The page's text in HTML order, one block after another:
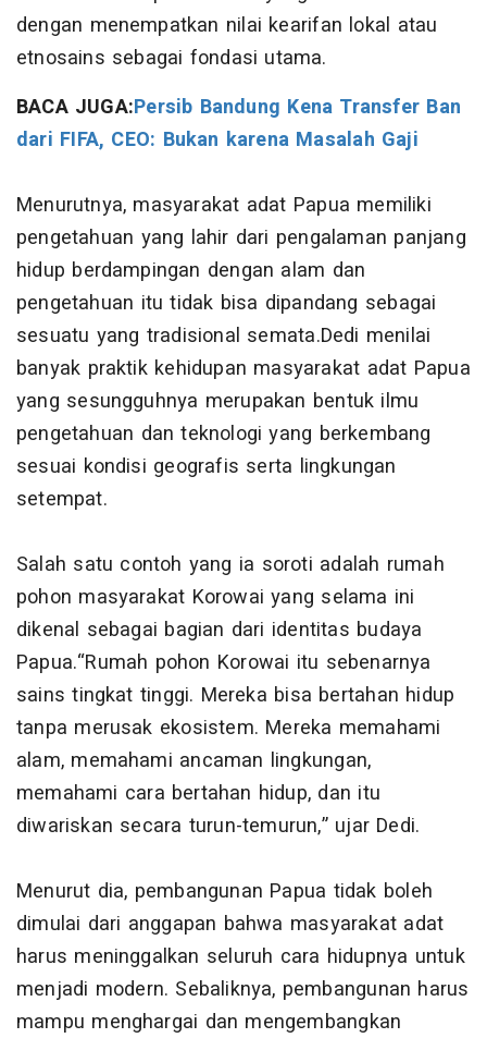
dengan menempatkan nilai kearifan lokal atau
etnosains sebagai fondasi utama.
BACA JUGA:Persib Bandung Kena Transfer Ban
dari FIFA, CEO: Bukan karena Masalah Gaji
Menurutnya, masyarakat adat Papua memiliki
pengetahuan yang lahir dari pengalaman panjang
hidup berdampingan dengan alam dan
pengetahuan itu tidak bisa dipandang sebagai
sesuatu yang tradisional semata.Dedi menilai
banyak praktik kehidupan masyarakat adat Papua
yang sesungguhnya merupakan bentuk ilmu
pengetahuan dan teknologi yang berkembang
sesuai kondisi geografis serta lingkungan
setempat.
Salah satu contoh yang ia soroti adalah rumah
pohon masyarakat Korowai yang selama ini
dikenal sebagai bagian dari identitas budaya
Papua.“Rumah pohon Korowai itu sebenarnya
sains tingkat tinggi. Mereka bisa bertahan hidup
tanpa merusak ekosistem. Mereka memahami
alam, memahami ancaman lingkungan,
memahami cara bertahan hidup, dan itu
diwariskan secara turun-temurun,” ujar Dedi.
Menurut dia, pembangunan Papua tidak boleh
dimulai dari anggapan bahwa masyarakat adat
harus meninggalkan seluruh cara hidupnya untuk
menjadi modern. Sebaliknya, pembangunan harus
mampu menghargai dan mengembangkan